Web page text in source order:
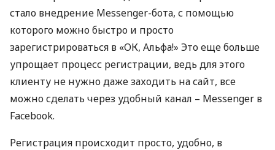
стало внедрение Messenger-бота, с помощью
которого можно быстро и просто
зарегистрироваться в «ОК, Альфа!» Это еще больше
упрощает процесс регистрации, ведь для этого
клиенту не нужно даже заходить на сайт, все
можно сделать через удобный канал – Messenger в
Facebook.
Регистрация происходит просто, удобно, в